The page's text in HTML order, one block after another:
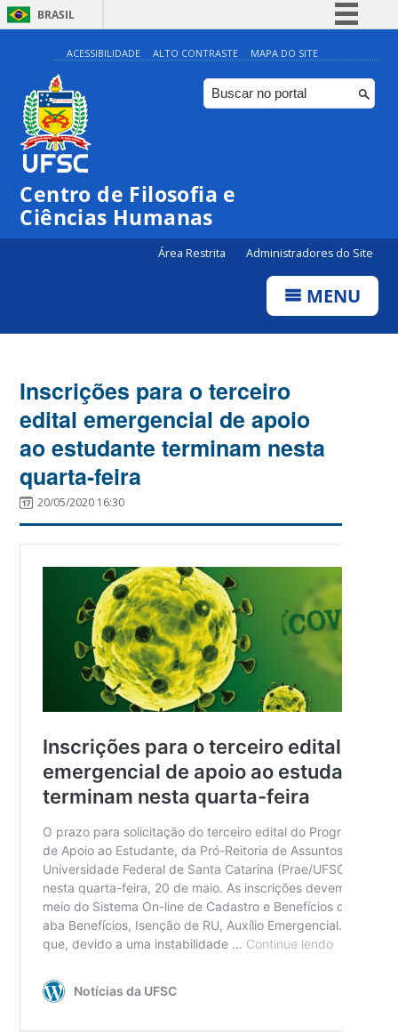
BRASIL
Simplifique!
Comunica BR
Participe
ACESSIBILIDADE ALTO CONTRASTE MAPA DO SITE
Centro de Filosofia e
Ciências Humanas
Área Restrita Administradores do Site
MENU
Inscrições para o terceiro
edital emergencial de apoio
ao estudante terminam nesta
quarta-feira
20/05/2020 16:30